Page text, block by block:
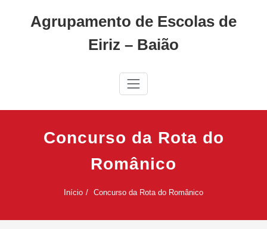
Agrupamento de Escolas de
Eiriz – Baião
Concurso da Rota do
Românico
Início Concurso da Rota do Românico